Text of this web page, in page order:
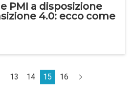
PMI a disposizione
4.0: ecco come
13 14 15 16